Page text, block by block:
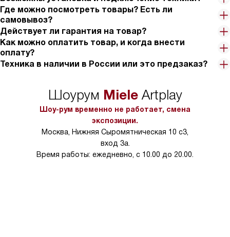
Где можно посмотреть товары? Есть ли
самовывоз?
Действует ли гарантия на товар?
Как можно оплатить товар, и когда внести
оплату?
Техника в наличии в России или это предзаказ?
Шоурум MieleArtplay
Шоу-рум временно не работает, смена
экспозиции.
Москва, Нижняя Сыромятническая 10 с3,
вход 3а.
Время работы: ежедневно, с 10.00 до 20.00.